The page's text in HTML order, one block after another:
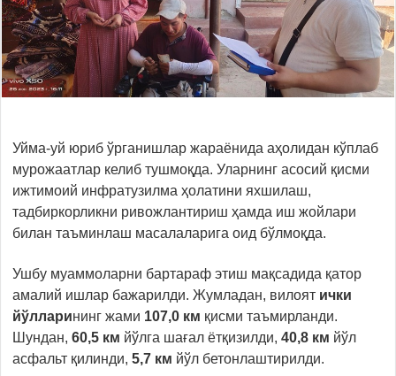
Уйма-уй юриб ўрганишлар жараёнида аҳолидан кўплаб
мурожаатлар келиб тушмоқда. Уларнинг асосий қисми
ижтимоий инфратузилма ҳолатини яхшилаш,
тадбиркорликни ривожлантириш ҳамда иш жойлари
билан таъминлаш масалаларига оид бўлмоқда.
Ушбу муаммоларни бартараф этиш мақсадида қатор
амалий ишлар бажарилди. Жумладан, вилоят ички
йўлларининг жами 107,0 км қисми таъмирланди.
Шундан, 60,5 км йўлга шағал ётқизилди, 40,8 км йўл
асфальт қилинди, 5,7 км йўл бетонлаштирилди.